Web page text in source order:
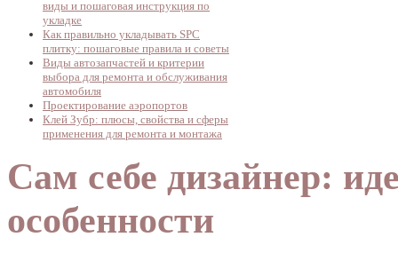
виды и пошаговая инструкция по
укладке
Как правильно укладывать SPC
плитку: пошаговые правила и советы
Виды автозапчастей и критерии
выбора для ремонта и обслуживания
автомобиля
Проектирование аэропортов
Клей Зубр: плюсы, свойства и сферы
применения для ремонта и монтажа
Сам себе дизайнер:
особенности